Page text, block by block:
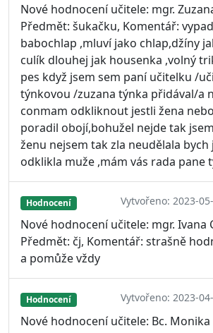
Nové hodnocení učitele: mgr.
Předmět: šukačku, Komentář:
babochlap ,mluví jako chlap,džíny
culík dlouhej jak housenka ,volný
pes když jsem sem paní učitelku /
týnkovou /zuzana týnka přidával/a
conmam odkliknout jestli žena
poradil obojí,bohužel nejde tak
ženu nejsem tak zla neudělala bych
odklikla muže ,mám vás rada pane
Hodnocení Vytvořeno: 2023-
Nové hodnocení učitele: mgr. Ivana
Předmět: čj, Komentář: strašně
a pomůže vždy
Hodnocení Vytvořeno: 2023-
Nové hodnocení učitele: Bc. Monika